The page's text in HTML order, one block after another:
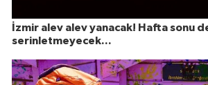
İzmir alev alev yanacak! Hafta sonu
serinletmeyecek...